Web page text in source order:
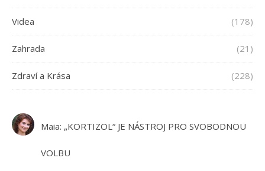
Videa (178)
Zahrada (21)
Zdraví a Krása (228)
Maia: „KORTIZOL“ JE NÁSTROJ PRO SVOBODNOU
VOLBU